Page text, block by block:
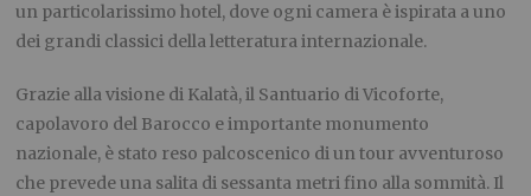
un particolarissimo hotel, dove ogni camera è ispirata a uno
dei grandi classici della letteratura internazionale.
Grazie alla visione di Kalatà, il Santuario di Vicoforte,
capolavoro del Barocco e importante monumento
nazionale, è stato reso palcoscenico di un tour avventuroso
che prevede una salita di sessanta metri fino alla sommità. Il